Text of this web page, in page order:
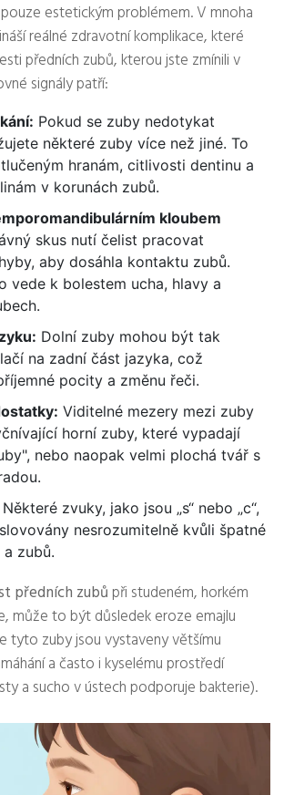
estetickým problémem. V mnoha
reálné zdravotní komplikace, které
předních zubů, kterou jste zmínili v
signály patří:
Pokud se zuby nedotykat
některé zuby více než jiné. To
hranám, citlivosti dentinu a
v korunách zubů.
kloubem
skus nutí čelist pracovat
aby dosáhla kontaktu zubů.
vede k bolestem ucha, hlavy a
Dolní zuby mohou být tak
na zadní část jazyka, což
pocity a změnu řeči.
Viditelné mezery mezi zuby
horní zuby, které vypadají
nebo naopak velmi plochá tvář s
Některé zvuky, jako jsou „s“ nebo „c“,
nesrozumitelně kvůli špatné
zubů.
předních zubů při studeném, horkém
může to být důsledek eroze emajlu
tyto zuby jsou vystaveny většímu
a často i kyselému prostředí
a sucho v ústech podporuje bakterie).